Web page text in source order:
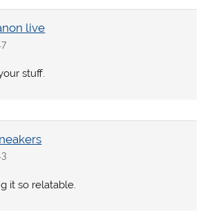
live
stuff.
it so relatable.